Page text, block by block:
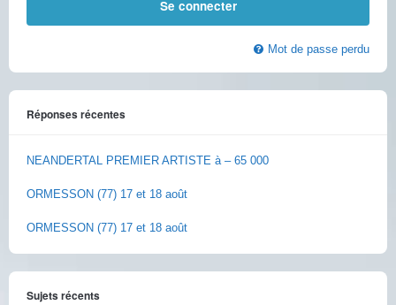
Mot de passe perdu
Réponses récentes
NEANDERTAL PREMIER ARTISTE à – 65 000
ORMESSON (77) 17 et 18 août
ORMESSON (77) 17 et 18 août
Sujets récents